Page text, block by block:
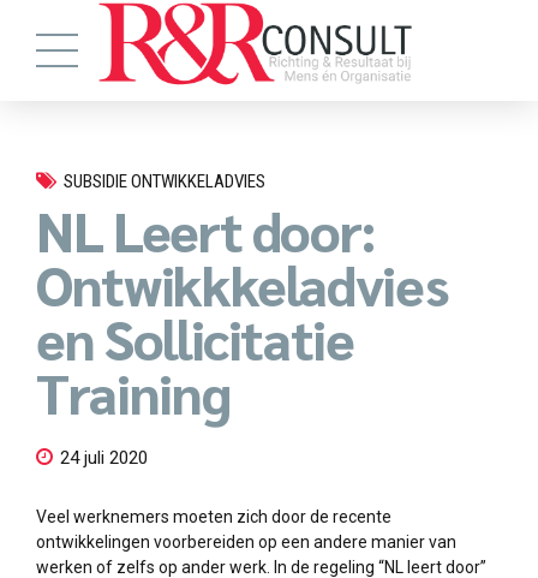
SUBSIDIE ONTWIKKELADVIES
NL Leert door:
Ontwikkkeladvies
en Sollicitatie
Training
24 juli 2020
Veel werknemers moeten zich door de recente
ontwikkelingen voorbereiden op een andere manier van
werken of zelfs op ander werk. In de regeling “NL leert door”